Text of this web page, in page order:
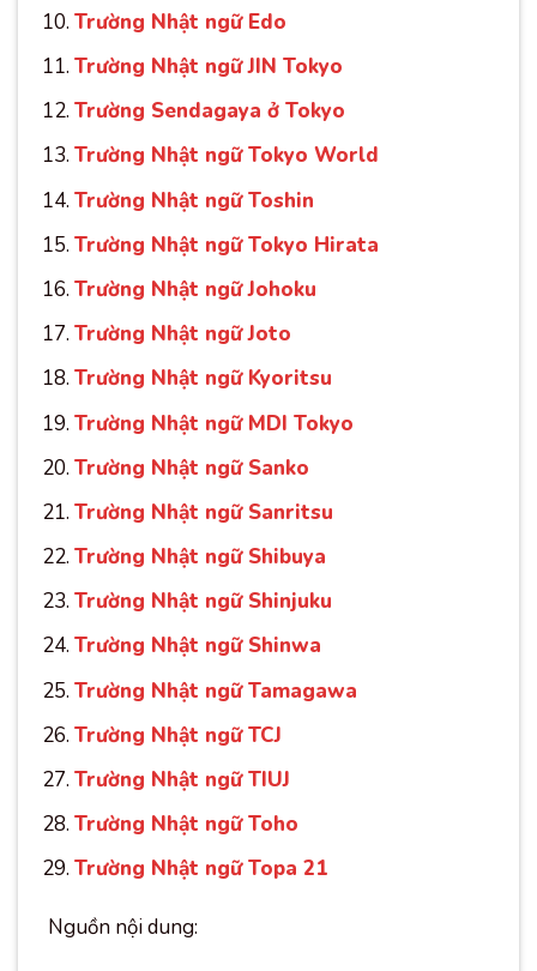
Trường Nhật ngữ Edo
Trường Nhật ngữ JIN Tokyo
Trường Sendagaya ở Tokyo
Trường Nhật ngữ Tokyo World
Trường Nhật ngữ Toshin
Trường Nhật ngữ Tokyo Hirata
Trường Nhật ngữ Johoku
Trường Nhật ngữ Joto
Trường Nhật ngữ Kyoritsu
Trường Nhật ngữ MDI Tokyo
Trường Nhật ngữ Sanko
Trường Nhật ngữ Sanritsu
Trường Nhật ngữ Shibuya
Trường Nhật ngữ Shinjuku
Trường Nhật ngữ Shinwa
Trường Nhật ngữ Tamagawa
Trường Nhật ngữ TCJ
Trường Nhật ngữ TIUJ
Trường Nhật ngữ Toho
Trường Nhật ngữ Topa 21
Nguồn nội dung: